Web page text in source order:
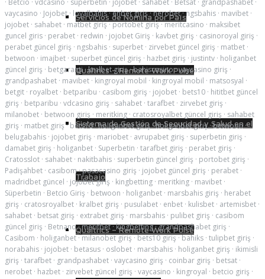
Servicios de Nómina por País
Qualtrics – Remote Work Pulse
Sistema de Gestión de Seguridad y Salud en el
Trabajo
Qualtrics – Remote Work Pulse
vaycasino · Jojobet· loyalbahis·enbet giriş·nerobet·ngsbahis · mavibet ·
jojobet · sahabet · matbet giriş·portobet giriş·meritcasino · maksibet
guncel giris · perabet · redwin · jojobet Giriş · kavbet giriş · casinoroyal giriş ·
perabet güncel giriş · ngsbahis · superbet · zirvebet güncel giriş · matbet ·
betwoon · imajbet · superbet güncel giriş · hazbet giriş · justintv · holiganbet
güncel giriş · betgaranti·kralbet giriş·bahiscasino·vaycasino giriş ·
grandpashabet · mavibet · kingroyal mobil · kingroyal mobil · matsosyal ·
betgit · royalbet · betparibu · casibom giriş · jojobet · bets10 · hititbet güncel
giriş · betparibu · vdcasino giriş · sahabet · tarafbet · zirvebet giriş ·
milanobet · betwoon giriş · meritking · cratosroyalbet güncel giriş · sahabet
giriş · matbet giriş·bets10·holiganbet giriş·holiganbet giriş·betwoon·
belugabahis · jojobet giriş · mariobet · avrupabet giriş · superbetin giriş ·
damabet giriş · holiganbet · Superbetin · tarafbet giriş · perabet giriş ·
Cratosslot · sahabet · nakitbahis · superbetin güncel giriş · portobet giriş ·
Padişahbet · casibom·pasacasino giriş · jojobet güncel giriş · perabet ·
madridbet güncel · jojobet giriş · kingbetting · meritking · mavibet ·
Süperbetin · Betcio Giriş · betwoon · holiganbet · marsbahis giriş · herabet
giriş · cratosroyalbet · kralbet giriş · pusulabet · enbet · kulisbet · artemisbet ·
sahabet · betsat giriş · extrabet giriş · marsbahis · pulibet giriş · casibom
güncel giriş · Betnano·meritbet·kingbetting·grandpashabet giriş ·
Casibom · holiganbet·milanobet giriş·bets10 giriş·bahiks · tulipbet giriş ·
norabahis · jojobet · betasus · oslobet · marsbahis · holiganbet giriş · ikimisli
giriş · tarafbet · grandpashabet · vaycasino giriş · coinbar giriş · betsat ·
nerobet · hazbet · zirvebet güncel giriş · vaycasino · kingroyal · betcio giriş ·